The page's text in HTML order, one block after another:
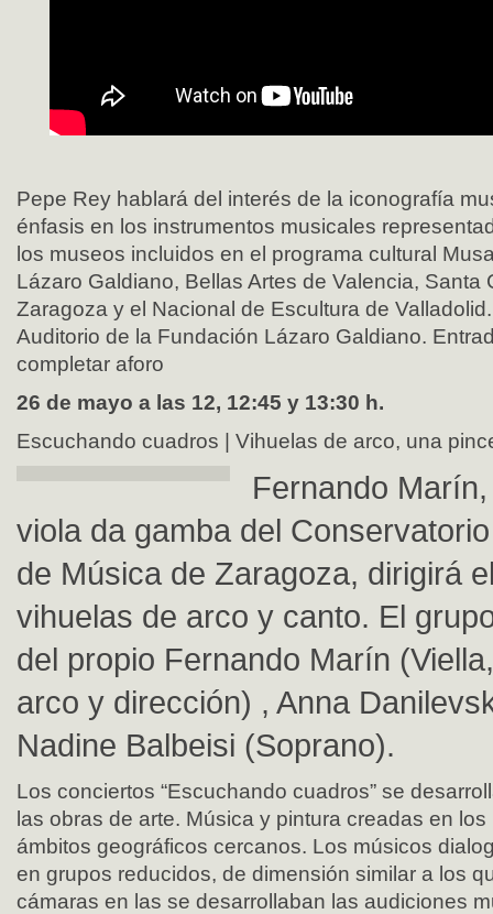
Pepe Rey hablará del interés de la iconografía
énfasis en los instrumentos musicales
los museos incluidos en el programa cultural
Lázaro Galdiano, Bellas Artes de Valencia, Santa
Zaragoza y el Nacional de Escultura de Valladolid.
Auditorio de la Fundación Lázaro Galdiano.
completar aforo
26 de mayo a las 12, 12:45 y 13:30 h.
Escuchando cuadros | Vihuelas de arco, una
Fernando
viola da gamba del
de Música de Zaragoza, dirigirá
vihuelas de arco y canto. El
del propio Fernando Marín
arco y dirección) , Anna
Nadine Balbeisi (Soprano).
Los conciertos “Escuchando cuadros” se
las obras de arte. Música y pintura creadas en
ámbitos geográficos cercanos. Los músicos
en grupos reducidos, de dimensión similar a los
cámaras en las se desarrollaban las audiciones